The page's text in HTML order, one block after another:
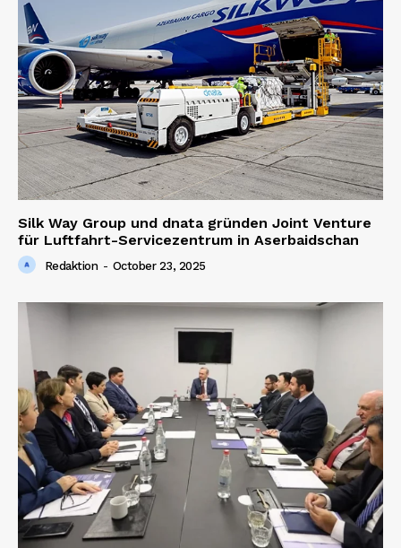
Silk Way Group und dnata gründen Joint Venture
für Luftfahrt-Servicezentrum in Aserbaidschan
Redaktion - October 23, 2025